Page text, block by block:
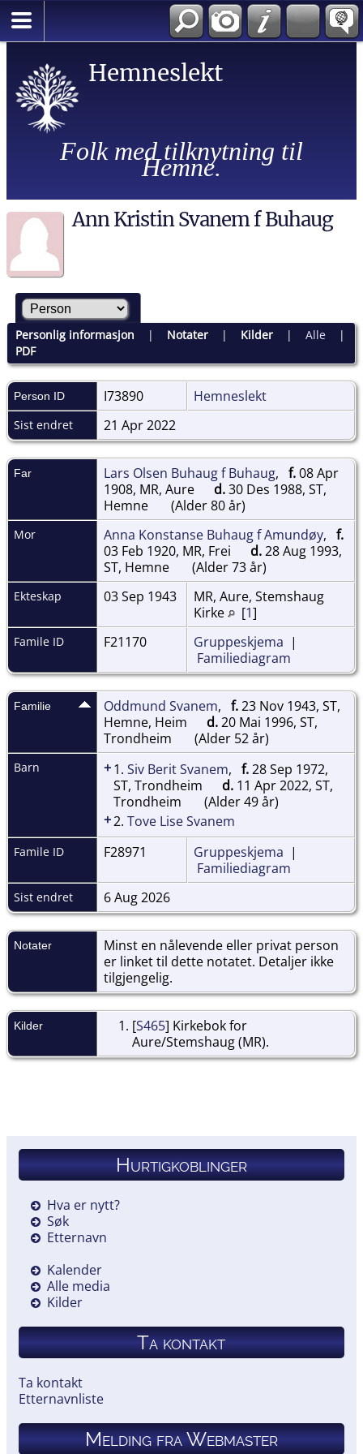
Hemneslekt
Folk med tilknytning til
Hemne.
Ann Kristin Svanem f Buhaug
Personlig informasjon | Notater| Kilder| Alle|
PDF
Person ID I73890 Hemneslekt
Sist endret 21 Apr 2022
Far Lars Olsen Buhaug f Buhaug, f.08 Apr
1908, MR, Aure
d.30 Des 1988, ST,
Hemne
(Alder 80 år)
Mor Anna Konstanse Buhaug f Amundøy, f.
03 Feb 1920, MR, Frei
d.28 Aug 1993,
ST, Hemne
(Alder 73 år)
Ekteskap 03 Sep 1943
MR, Aure, Stemshaug
Kirke
[1]
Famile ID F21170 Gruppeskjema |
Familiediagram
Familie Oddmund Svanem, f.23 Nov 1943, ST,
Hemne, Heim
d.20 Mai 1996, ST,
Trondheim
(Alder 52 år)
Barn +1. Siv Berit Svanem, f.28 Sep 1972,
ST, Trondheim
d. 11 Apr 2022, ST,
Trondheim
(Alder 49 år)
+2. Tove Lise Svanem
Famile ID F28971 Gruppeskjema |
Familiediagram
Sist endret 6 Aug 2026
Notater
Minst en nålevende eller privat person
er linket til dette notatet. Detaljer ikke
tilgjengelig.
Kilder [S465] Kirkebok for
Aure/Stemshaug (MR).
Hurtigkoblinger
Hva er nytt?
Søk
Etternavn
Kalender
Alle media
Kilder
Ta kontakt
Ta kontakt
Etternavnliste
Melding fra Webmaster